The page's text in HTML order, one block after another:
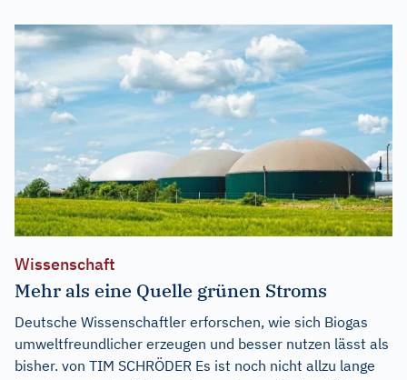
Wissenschaft
Mehr als eine Quelle grünen Stroms
Deutsche Wissenschaftler erforschen, wie sich Biogas
umweltfreundlicher erzeugen und besser nutzen lässt als
bisher. von TIM SCHRÖDER Es ist noch nicht allzu lange